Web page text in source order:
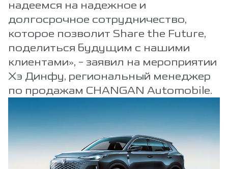
надеемся на надежное и
долгосрочное сотрудничество,
которое позволит Share the Future,
поделиться будущим с нашими
клиентами», - заявил на мероприятии
Хэ Динфу, региональный менеджер
по продажам CHANGAN Automobile.